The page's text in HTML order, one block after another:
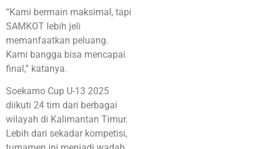
“Kami bermain maksimal, tapi
SAMKOT lebih jeli
memanfaatkan peluang.
Kami bangga bisa mencapai
final,” katanya.
Soekarno Cup U-13 2025
diikuti 24 tim dari berbagai
wilayah di Kalimantan Timur.
Lebih dari sekadar kompetisi,